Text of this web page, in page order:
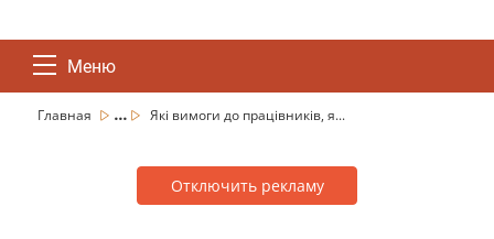
Меню
Главная ... Які вимоги до працівників, я...
Отключить рекламу